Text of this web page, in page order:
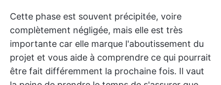
Cette phase est souvent précipitée, voire
complètement négligée, mais elle est très
importante car elle marque l'aboutissement du
projet et vous aide à comprendre ce qui pourrait
être fait différemment la prochaine fois. Il vaut